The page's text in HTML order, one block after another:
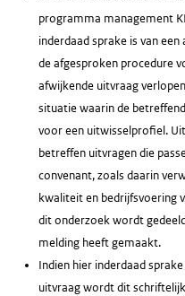
programma management
inderdaad sprake is van
de afgesproken procedure
afwijkende uitvraag
situatie waarin de
voor een uitwisselprofiel.
betreffen uitvragen die
convenant, zoals daarin
kwaliteit en bedrijfsvoering
dit onderzoek wordt
melding heeft gemaakt.
Indien hier inderdaad
uitvraag wordt dit